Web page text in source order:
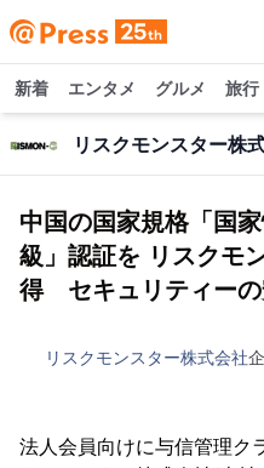
新着 エンタメ グルメ 旅行
リスクモンスター株
中国の国家規格「国
級」認証を リスクモ
得 セキュリティーの
リスクモンスター株式会社
法人会員向けに与信管理ク